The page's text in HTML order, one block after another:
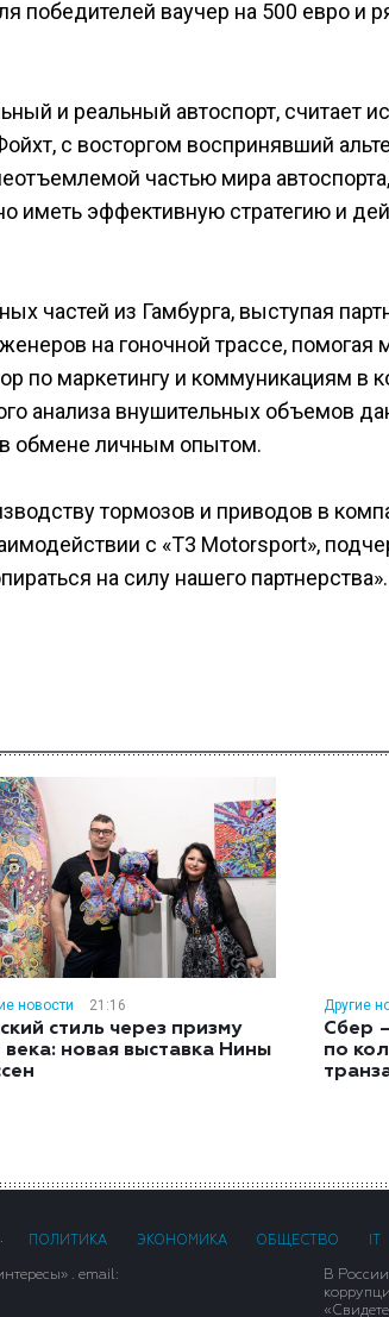
победителей ваучер на 500 евро и
и реальный автоспорт, считает
с восторгом воспринявший
частью мира
иметь эффективную стратегию и
частей из Гамбурга, выступая
на гоночной трассе,
по маркетингу и коммуникациям в
анализа внушительных объемов
обмене личным опытом.
тормозов и приводов в
с «T3 Motorsport»,
на силу нашего партнерства».
новости 21:16
стиль через призму
века: новая выставка Нины
Другие
Сбер
по
ПОЛИТИКА ЭКОНОМИКА ОБЩЕСТВО
. email:
В